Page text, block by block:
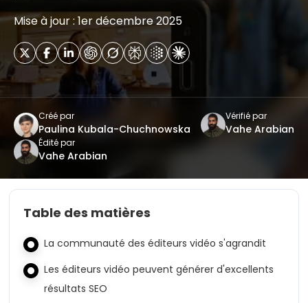
Mise à jour : 1er décembre 2025
Créé par
Paulina Kubala-Chuchnowska
Vérifié par
Vahe Arabian
Édité par
Vahe Arabian
Table des matières
La communauté des éditeurs vidéo s'agrandit
Les éditeurs vidéo peuvent générer d'excellents
résultats SEO